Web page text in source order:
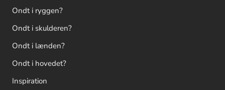
Ondt i ryggen?
Ondt i skulderen?
Ondt i lænden?
Ondt i hovedet?
Inspiration